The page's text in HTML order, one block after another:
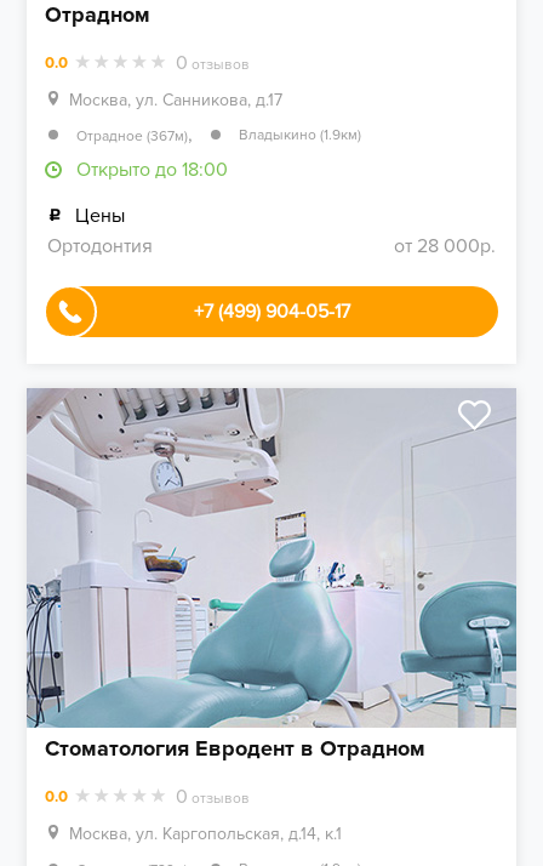
Отрадном
0.0 0 отзывов
Москва, ул. Санникова, д.17
Отрадное (367м), Владыкино (1.9км)
Открыто до 18:00
Цены
Ортодонтия
от 28 000р.
+7 (499) 904-05-17
Стоматология Евродент в Отрадном
0.0 0 отзывов
Москва, ул. Каргопольская, д.14, к.1